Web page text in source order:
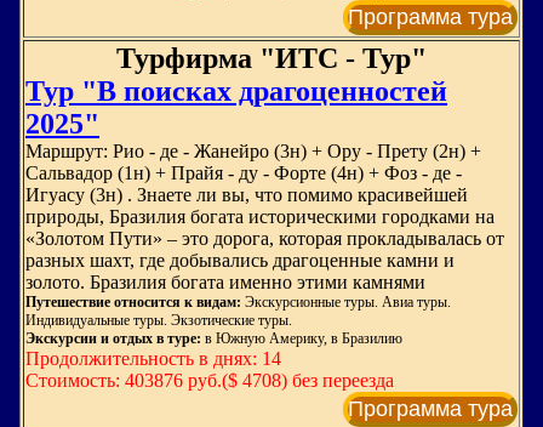
Программа тура
Турфирма "ИТС - Тур"
Тур "В поисках драгоценностей
2025"
Маршрут: Рио - де - Жанейро (3н) + Ору - Прету (2н) +
Сальвадор (1н) + Прайя - ду - Форте (4н) + Фоз - де -
Игуасу (3н) . Знаете ли вы, что помимо красивейшей
природы, Бразилия богата историческими городками на
«Золотом Пути» – это дорога, которая прокладывалась от
разных шахт, где добывались драгоценные камни и
золото. Бразилия богата именно этими камнями
Путешествие относится к видам: Экскурсионные туры. Авиа туры.
Индивидуальные туры. Экзотические туры.
Экскурсии и отдых в туре: в Южную Америку, в Бразилию
Продолжительность в днях: 14
Стоимость: 403876 руб.($ 4708) без переезда
Программа тура